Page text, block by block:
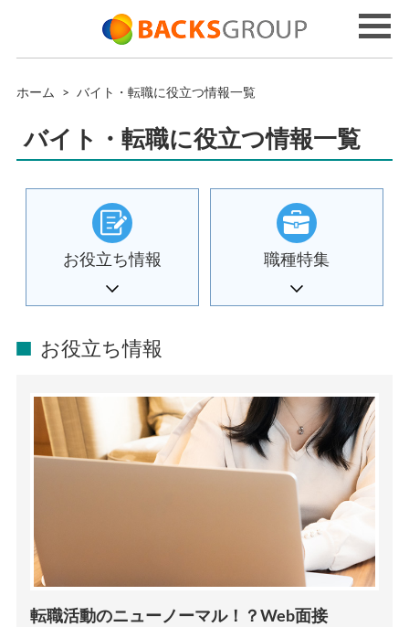
ホーム > バイト・転職に役立つ情報一覧
バイト・転職に役立つ情報一覧
お役立ち情報 職種特集
お役立ち情報
転職活動のニューノーマル！？Web面接